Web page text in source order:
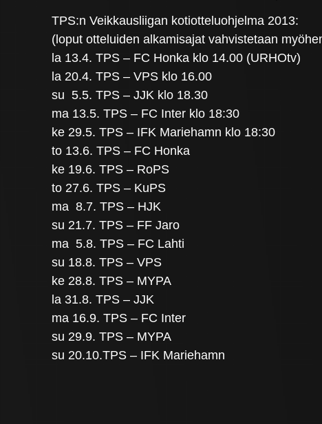
TPS:n Veikkausliigan kotiotteluohjelma 2013:
(loput otteluiden alkamisajat vahvistetaan
la 13.4. TPS – FC Honka klo 14.00 (URHOtv)
la 20.4. TPS – VPS klo 16.00
su 5.5. TPS – JJK klo 18.30
ma 13.5. TPS – FC Inter klo 18:30
ke 29.5. TPS – IFK Mariehamn klo 18:30
to 13.6. TPS – FC Honka
ke 19.6. TPS – RoPS
to 27.6. TPS – KuPS
ma 8.7. TPS – HJK
su 21.7. TPS – FF Jaro
ma 5.8. TPS – FC Lahti
su 18.8. TPS – VPS
ke 28.8. TPS – MYPA
la 31.8. TPS – JJK
ma 16.9. TPS – FC Inter
su 29.9. TPS – MYPA
su 20.10.TPS – IFK Mariehamn